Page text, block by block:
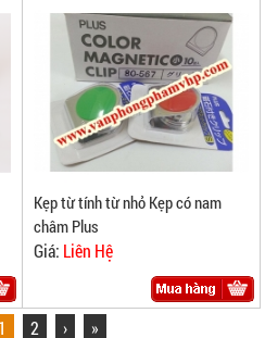
Kẹp từ tính từ nhỏ Kẹp có nam
châm Plus
Giá: Liên Hệ
1 2 › »